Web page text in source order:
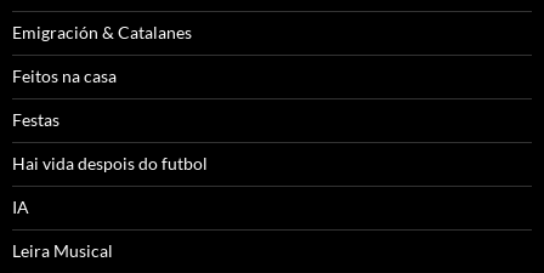
Emigración & Catalanes
Feitos na casa
Festas
Hai vida despois do futbol
IA
Leira Musical